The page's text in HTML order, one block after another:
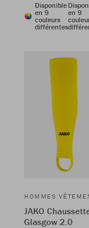
Disponible
en 9
couleurs
différentes
en 9
HOMMES
JAKO
Glasgow 2.0